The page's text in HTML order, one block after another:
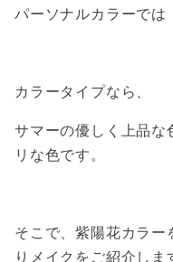
パーソナルカラーでは
カラータイプなら、
サマーの優しく上品な
リな色です。
そこで、紫陽花カラー
りメイクをご紹介しま